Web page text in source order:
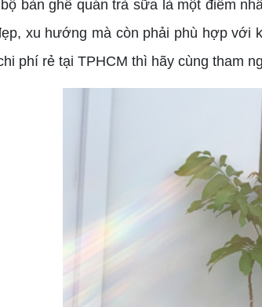
bàn ghế quán trà sữa là một điểm
xu hướng mà còn phải phù hợp với
phí rẻ tại TPHCM thì hãy cùng tham